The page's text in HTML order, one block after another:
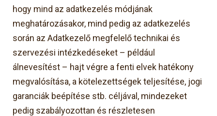
hogy mind az adatkezelés módjának
meghatározásakor, mind pedig az adatkezelés
során az Adatkezelő megfelelő technikai és
szervezési intézkedéseket – például
álnevesítést – hajt végre a fenti elvek hatékony
megvalósítása, a kötelezettségek teljesítése, jogi
garanciák beépítése stb. céljával, mindezeket
pedig szabályozottan és részletesen